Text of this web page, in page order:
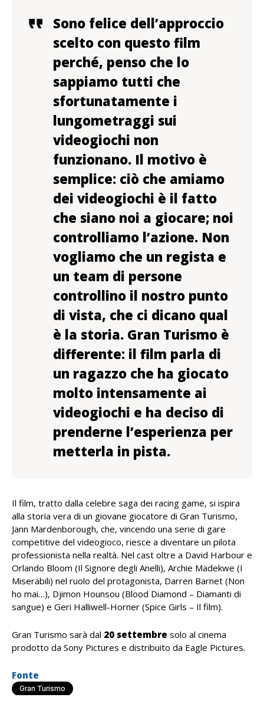
Sono felice dell’approccio
scelto con questo film
perché, penso che lo
sappiamo tutti che
sfortunatamente i
lungometraggi sui
videogiochi non
funzionano. Il motivo è
semplice: ciò che amiamo
dei videogiochi è il fatto
che siano noi a giocare; noi
controlliamo l’azione. Non
vogliamo che un regista e
un team di persone
controllino il nostro punto
di vista, che ci dicano qual
è la storia. Gran Turismo è
differente: il film parla di
un ragazzo che ha giocato
molto intensamente ai
videogiochi e ha deciso di
prenderne l’esperienza per
metterla in pista.
Il film, tratto dalla celebre saga dei racing game, si ispira
alla storia vera di un giovane giocatore di Gran Turismo,
Jann Mardenborough, che, vincendo una serie di gare
competitive del videogioco, riesce a diventare un pilota
professionista nella realtà. Nel cast oltre a David Harbour e
Orlando Bloom (Il Signore degli Anelli), Archie Madekwe (I
Miserabili) nel ruolo del protagonista, Darren Barnet (Non
ho mai…), Djimon Hounsou (Blood Diamond – Diamanti di
sangue) e Geri Halliwell-Horner (Spice Girls – Il film).
Gran Turismo sarà dal 20 settembre solo al cinema
prodotto da Sony Pictures e distribuito da Eagle Pictures.
Fonte
Gran Turismo